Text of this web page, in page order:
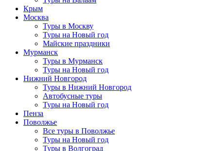
Крым
Москва
Туры в Москву
Туры на Новый год
Майские праздники
Мурманск
Туры в Мурманск
Туры на Новый год
Нижний Новгород
Туры в Нижний Новгород
Автобусные туры
Туры на Новый год
Пенза
Поволжье
Все туры в Поволжье
Туры на Новый год
Туры в Волгоград